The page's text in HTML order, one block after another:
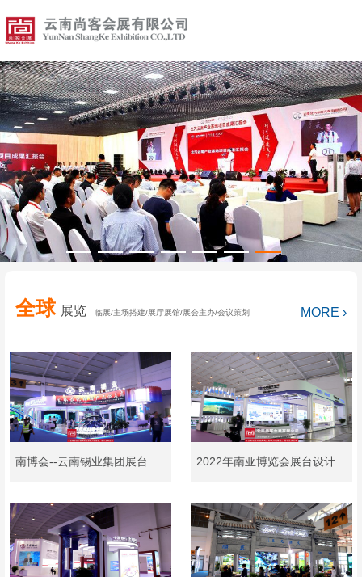
全球 展览 临展/主场搭建/展厅展馆/展会主办/会议策划 MORE ›
南博会--云南锡业集团展台设计和制作 2022年南亚博览会展台设计搭建——南方电网展台设计、搭建